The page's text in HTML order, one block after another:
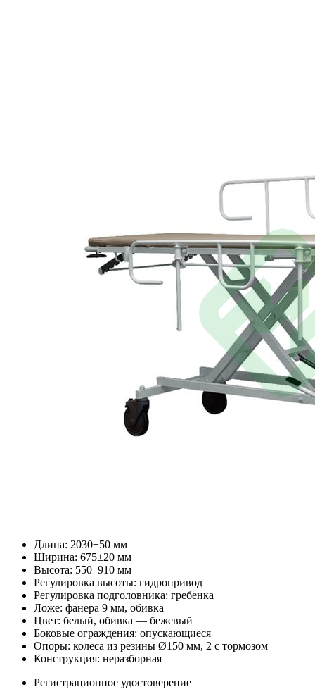
Длина: 2030±50 мм
Ширина: 675±20 мм
Высота: 550–910 мм
Регулировка высоты: гидропривод
Регулировка подголовника: гребенка
Ложе: фанера 9 мм, обивка
Цвет: белый, обивка — бежевый
Боковые ограждения: опускающиеся
Опоры: колеса из резины Ø150 мм, 2 с тормозом
Конструкция: неразборная
Регистрационное удостоверение